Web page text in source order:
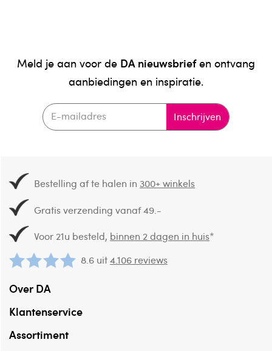
Meld je aan voor de DA nieuwsbriefen ontvang
aanbiedingen en inspiratie.
Inschrijven
Bestelling af te halen in300+ winkels
Gratis verzending vanaf 49.-
Voor 21u besteld, binnen 2 dagen in huis*
8.6 uit4.106 reviews
Over DA
Klantenservice
Assortiment